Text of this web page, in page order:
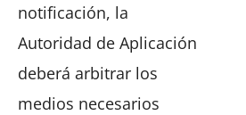
notificación, la
Autoridad de Aplicación
deberá arbitrar los
medios necesarios